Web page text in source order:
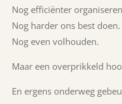
Nog efficiënter
Nog harder ons best doen.
Nog even volhouden.
Maar een overprikkeld
En ergens onderweg